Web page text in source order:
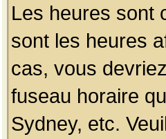
Les heures sont
sont les heures
cas, vous
fuseau horaire
Sydney, etc.